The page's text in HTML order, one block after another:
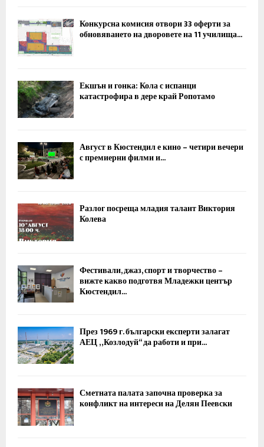
Конкурсна комисия отвори 33 оферти за
обновяването на дворовете на 11 училища...
Екшън и гонка: Кола с испанци
катастрофира в дере край Ропотамо
Август в Кюстендил е кино – четири вечери
с премиерни филми и...
Разлог посреща младия талант Виктория
Колева
Фестивали, джаз, спорт и творчество –
вижте какво подготвя Младежки център
Кюстендил...
През 1969 г. български експерти залагат
АЕЦ „Козлодуй“ да работи и при...
Сметната палата започна проверка за
конфликт на интереси на Делян Пеевски